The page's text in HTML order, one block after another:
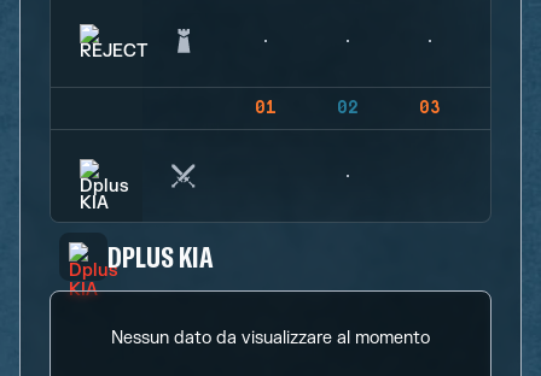
01 02 03
DPLUS KIA
Nessun dato da visualizzare al momento